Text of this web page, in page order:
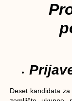
Deset kandidata